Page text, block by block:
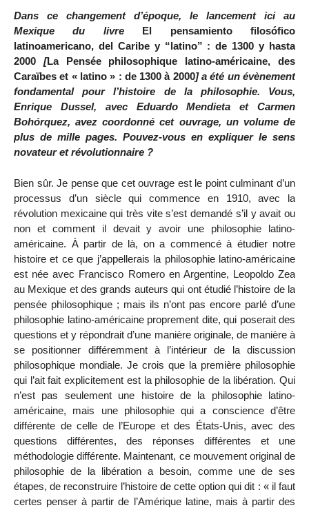
Dans ce changement d’époque, le lancement ici au
Mexique du livreEl pensamiento filosófico
latinoamericano, del Caribe y “latino” : de 1300 y hasta
2000 [La Pensée philosophique latino-américaine, des
Caraïbes et « latino » : de 1300 à 2000] a été un évènement
fondamental pour l’histoire de la philosophie. Vous,
Enrique Dussel, avec Eduardo Mendieta et Carmen
Bohórquez, avez coordonné cet ouvrage, un volume de
plus de mille pages. Pouvez-vous en expliquer le sens
novateur et révolutionnaire ?
Bien sûr. Je pense que cet ouvrage est le point culminant d’un
processus d’un siècle qui commence en 1910, avec la
révolution mexicaine qui très vite s’est demandé s’il y avait ou
non et comment il devait y avoir une philosophie latino-
américaine. À partir de là, on a commencé à étudier notre
histoire et ce que j’appellerais la philosophie latino-américaine
est née avec Francisco Romero en Argentine, Leopoldo Zea
au Mexique et des grands auteurs qui ont étudié l’histoire de la
pensée philosophique ; mais ils n’ont pas encore parlé d’une
philosophie latino-américaine proprement dite, qui poserait des
questions et y répondrait d’une manière originale, de manière à
se positionner différemment à l’intérieur de la discussion
philosophique mondiale. Je crois que la première philosophie
qui l’ait fait explicitement est la philosophie de la libération. Qui
n’est pas seulement une histoire de la philosophie latino-
américaine, mais une philosophie qui a conscience d’être
différente de celle de l’Europe et des États-Unis, avec des
questions différentes, des réponses différentes et une
méthodologie différente. Maintenant, ce mouvement original de
philosophie de la libération a besoin, comme une de ses
étapes, de reconstruire l’histoire de cette option qui dit : « il faut
certes penser à partir de l’Amérique latine, mais à partir des